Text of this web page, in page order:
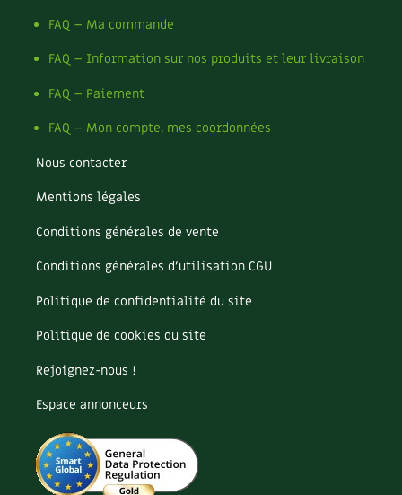
Poireau
Pollinisation
Pollution
Pomme
Potager
Potager en lasagnes
Poules
Prairie fleurie
Purin
Recette
Récup'
Réparation
Reproduction
Restauration
Rocaille
Ronce (ou mûre de jardin)
Roquette
FAQ – Ma commande
FAQ – Information sur nos produits et leur livraison
FAQ – Paiement
FAQ – Mon compte, mes coordonnées
Nous contacter
Mentions légales
Conditions générales de vente
Conditions générales d’utilisation CGU
Politique de confidentialité du site
Politique de cookies du site
Rejoignez-nous !
Espace annonceurs